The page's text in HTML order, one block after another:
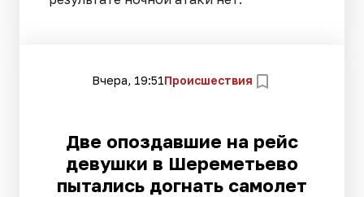
Вчера, 19:51Происшествия
Две опоздавшие на рейс
девушки в Шереметьево
пытались догнать самолет